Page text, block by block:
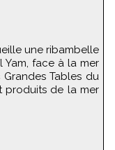
une ribambelle
Yam, face à la mer
Tables du
produits de la mer